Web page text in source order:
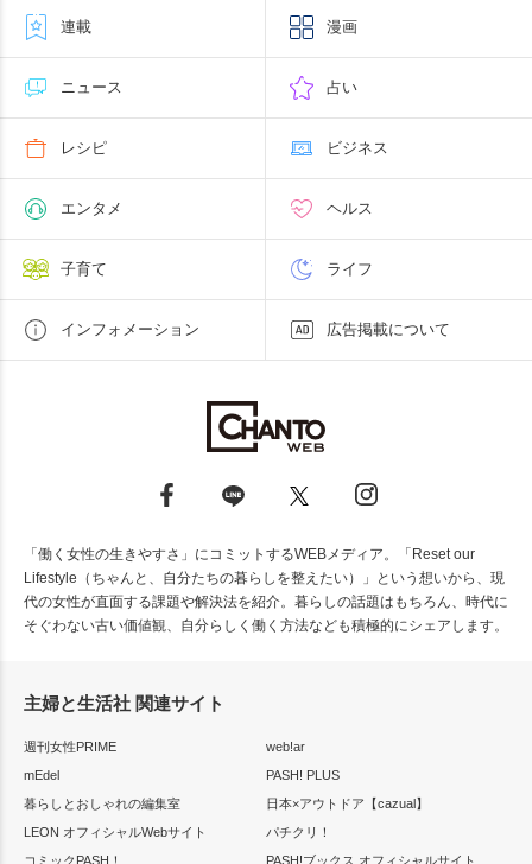
連載 漫画
ニュース 占い
レシピ ビジネス
エンタメ ヘルス
子育て ライフ
インフォメーション 広告掲載について
「働く女性の生きやすさ」にコミットするWEBメディア。「Reset our
Lifestyle（ちゃんと、自分たちの暮らしを整えたい）」という想いから、現
代の女性が直面する課題や解決法を紹介。暮らしの話題はもちろん、時代に
そぐわない古い価値観、自分らしく働く方法なども積極的にシェアします。
主婦と生活社 関連サイト
週刊女性PRIME
web!ar
mEdel
PASH! PLUS
暮らしとおしゃれの編集室
日本×アウトドア【cazual】
LEON オフィシャルWebサイト
パチクリ！
コミックPASH！
PASH!ブックス オフィシャルサイト